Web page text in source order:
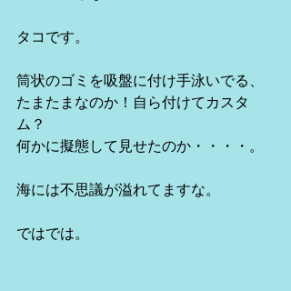
タコです。
筒状のゴミを吸盤に付け手泳いでる、
たまたまなのか！自ら付けてカスタ
ム？
何かに擬態して見せたのか・・・・。
海には不思議が溢れてますな。
ではでは。